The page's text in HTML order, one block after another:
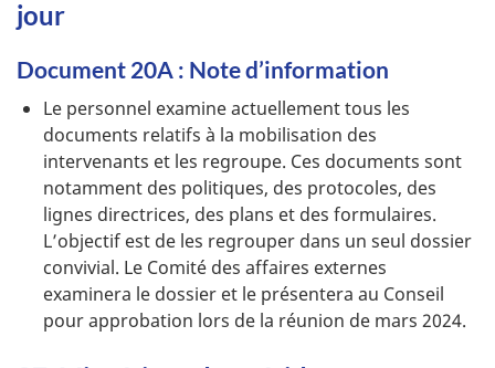
jour
Document 20A : Note d’information
Le personnel examine actuellement tous les
documents relatifs à la mobilisation des
intervenants et les regroupe. Ces documents sont
notamment des politiques, des protocoles, des
lignes directrices, des plans et des formulaires.
L’objectif est de les regrouper dans un seul dossier
convivial. Le Comité des affaires externes
examinera le dossier et le présentera au Conseil
pour approbation lors de la réunion de mars 2024.